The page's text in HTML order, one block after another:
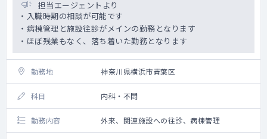
担当エージェントより
・入職時期の相談が可能です
・病棟管理と施設往診がメインの勤務となります
・ほぼ残業もなく、落ち着いた勤務となります
勤務地 神奈川県横浜市青葉区
科目 内科・不問
勤務内容 外来、関連施設への往診、病棟管理